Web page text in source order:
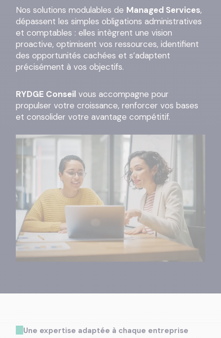
Nos solutions modulables de Managed Services,
dépassent les simples obligations administratives
et comptables : elles intègrent une vision
proactive, optimisent vos ressources, identifient
des opportunités cachées et s’adaptent
précisément à vos objectifs.
RYDGE Conseil vous accompagne pour
propulser votre croissance, renforcer vos bases
et consolider votre avantage compétitif.
Une expertise adaptée à chaque entreprise